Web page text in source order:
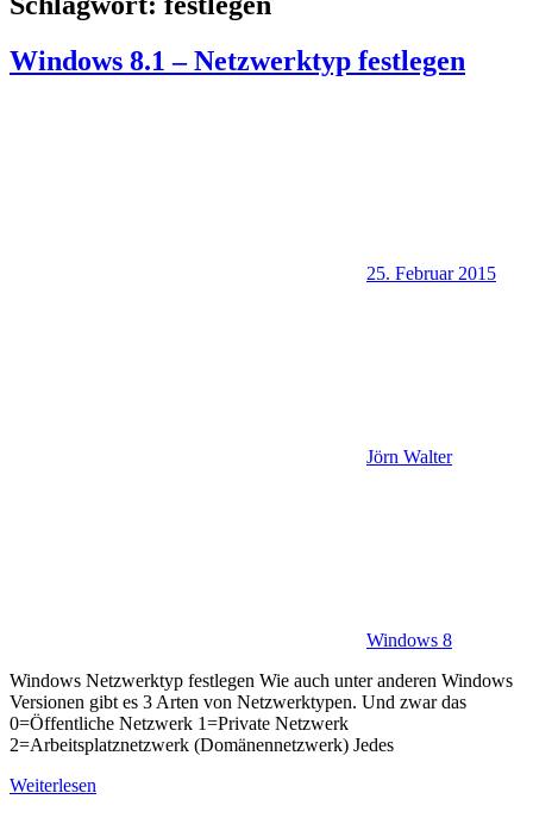
Windows 8.1 – Netzwerktyp festlegen
25. Februar 2015
Jörn Walter
Windows 8
Windows Netzwerktyp festlegen Wie auch unter anderen Windows
Versionen gibt es 3 Arten von Netzwerktypen. Und zwar das
0=Öffentliche Netzwerk 1=Private Netzwerk
2=Arbeitsplatznetzwerk (Domänennetzwerk) Jedes
Weiterlesen